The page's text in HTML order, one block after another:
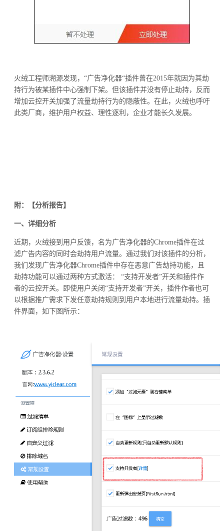
火绒工程师溯源发现，“广告净化器“插件曾在2015年就因为其劫
持行为被某插件中心强制下架。但该插件并没有停止劫持，反而
增加云控开关加强了流量劫持行为的隐蔽性。在此，火绒也呼吁
此类厂商，维护用户权益、理性逐利，企业才能长久发展。
附：【分析报告】
一、 详细分析
近期，火绒接到用户反馈，名为广告净化器的Chrome插件在过
滤广告内容的同时会劫持用户流量。通过我们对该插件的分析，
我们发现广告净化器Chrome插件中存在恶意广告劫持功能，且
劫持功能可以通过两种方式激活： “支持开发者”开关和插件作
者的云控开关。即使用户关闭“支持开发者”开关，插件作者也可
以根据推广需求下发任意劫持规则到用户本地进行流量劫持。插
件界面，如下图所示：